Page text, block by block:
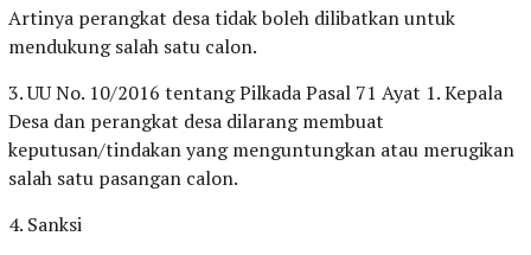
Artinya perangkat desa tidak boleh dilibatkan untuk
mendukung salah satu calon.
3. UU No. 10/2016 tentang Pilkada Pasal 71 Ayat 1. Kepala
Desa dan perangkat desa dilarang membuat
keputusan/tindakan yang menguntungkan atau merugikan
salah satu pasangan calon.
4. Sanksi